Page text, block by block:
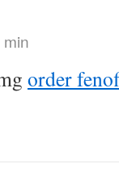
order